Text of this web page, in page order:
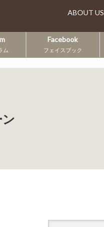
ABOUT US
ム
Facebook
フェイスブック